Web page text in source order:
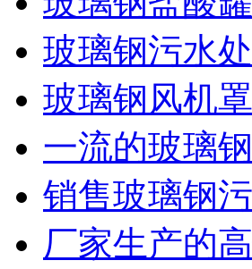
玻璃钢污水
玻璃钢风机
一流的玻璃
销售玻璃钢
厂家生产的